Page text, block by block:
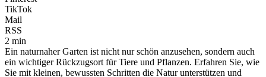
TikTok
Mail
RSS
2 min
Ein naturnaher Garten ist nicht nur schön anzusehen, sondern auch
ein wichtiger Rückzugsort für Tiere und Pflanzen. Erfahren Sie, wie
Sie mit kleinen, bewussten Schritten die Natur unterstützen und